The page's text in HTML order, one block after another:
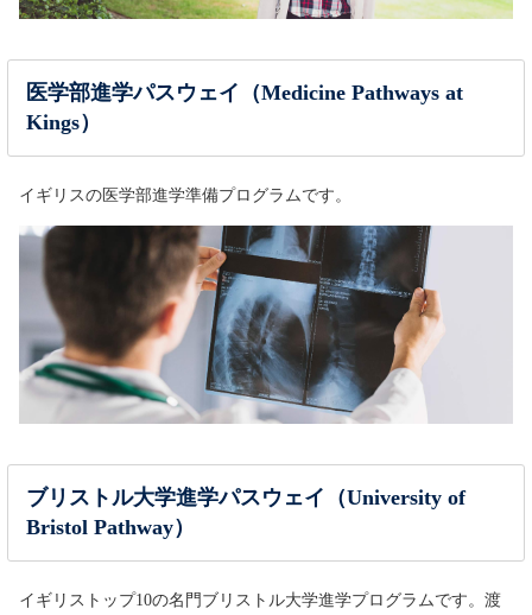
医学部進学パスウェイ（Medicine Pathways at
Kings）
イギリスの医学部進学準備プログラムです。
ブリストル大学進学パスウェイ（University of
Bristol Pathway）
イギリストップ10の名門ブリストル大学進学プログラムです。渡